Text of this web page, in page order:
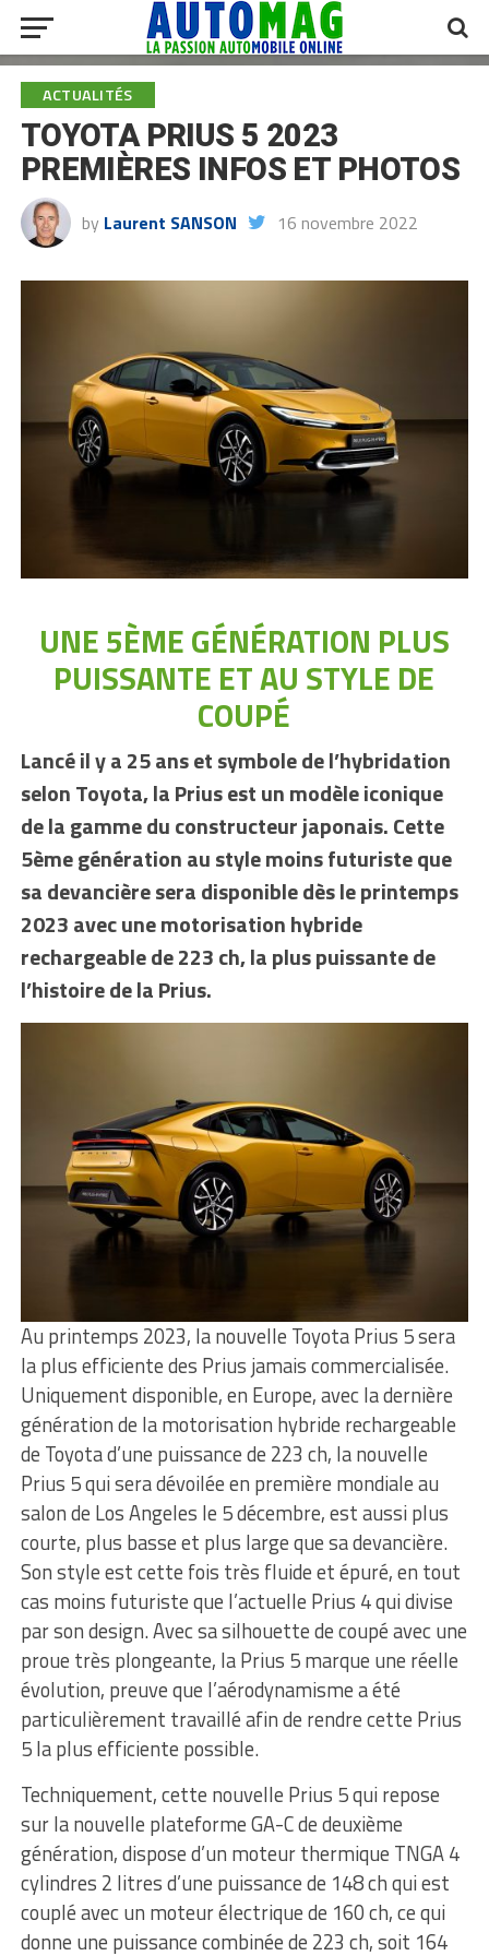
ACTUALITÉS
TOYOTA PRIUS 5 2023
PREMIÈRES INFOS ET PHOTOS
by Laurent SANSON 16 novembre 2022
UNE 5ÈME GÉNÉRATION PLUS
PUISSANTE ET AU STYLE DE
COUPÉ
Lancé il y a 25 ans et symbole de l’hybridation
selon Toyota, la Prius est un modèle iconique
de la gamme du constructeur japonais. Cette
5ème génération au style moins futuriste que
sa devancière sera disponible dès le printemps
2023 avec une motorisation hybride
rechargeable de 223 ch, la plus puissante de
l’histoire de la Prius.
Au printemps 2023, la nouvelle Toyota Prius 5 sera
la plus efficiente des Prius jamais commercialisée.
Uniquement disponible, en Europe, avec la dernière
génération de la motorisation hybride rechargeable
de Toyota d’une puissance de 223 ch, la nouvelle
Prius 5 qui sera dévoilée en première mondiale au
salon de Los Angeles le 5 décembre, est aussi plus
courte, plus basse et plus large que sa devancière.
Son style est cette fois très fluide et épuré, en tout
cas moins futuriste que l’actuelle Prius 4 qui divise
par son design. Avec sa silhouette de coupé avec une
proue très plongeante, la Prius 5 marque une réelle
évolution, preuve que l’aérodynamisme a été
particulièrement travaillé afin de rendre cette Prius
5 la plus efficiente possible.
Techniquement, cette nouvelle Prius 5 qui repose
sur la nouvelle plateforme GA-C de deuxième
génération, dispose d’un moteur thermique TNGA 4
cylindres 2 litres d’une puissance de 148 ch qui est
couplé avec un moteur électrique de 160 ch, ce qui
donne une puissance combinée de 223 ch, soit 164